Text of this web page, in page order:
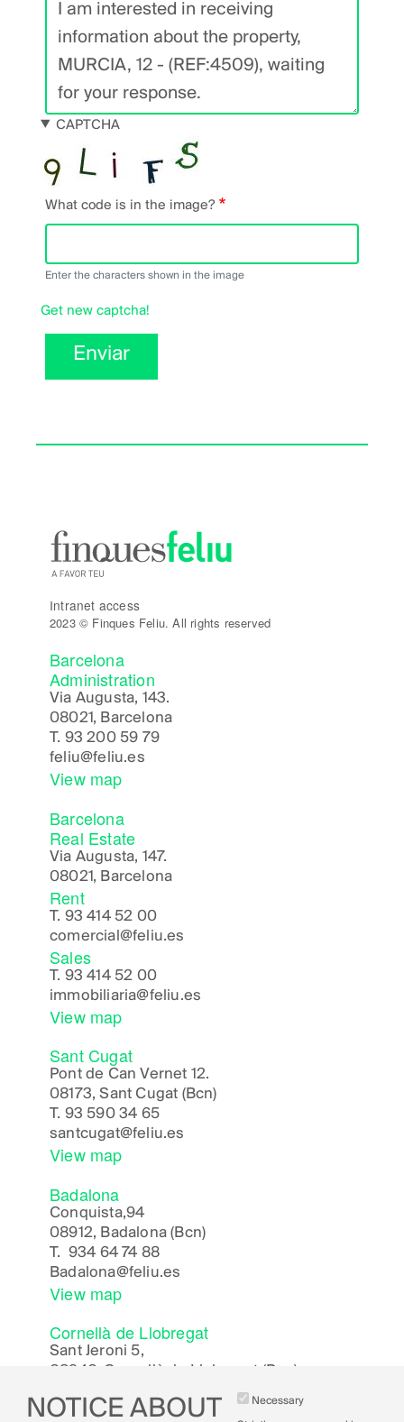
CAPTCHA
What code is in the image?
Enter the characters shown in the image
Get new captcha!
Enviar
Intranet access
2023 © Finques Feliu. All rights reserved
Barcelona
Administration
Via Augusta, 143.
08021, Barcelona
T. 93 200 59 79
feliu@feliu.es
View map
Barcelona
Real Estate
Via Augusta, 147.
08021, Barcelona
Rent
T. 93 414 52 00
comercial@feliu.es
Sales
T. 93 414 52 00
immobiliaria@feliu.es
View map
Sant Cugat
Pont de Can Vernet 12.
08173, Sant Cugat (Bcn)
T. 93 590 34 65
santcugat@feliu.es
View map
Badalona
Conquista,94
08912, Badalona (Bcn)
T. 934 64 74 88
Badalona@feliu.es
View map
Cornellà de Llobregat
Sant Jeroni 5,
08940, Cornellà de Llobregat (Bcn)
View map
NOTICE ABOUT Necessary